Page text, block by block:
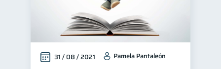
31 / 08 / 2021 Pamela Pantaleón